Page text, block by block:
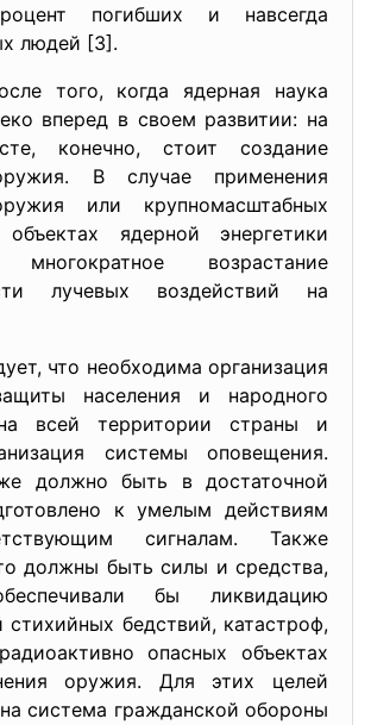
погибших и навсегда
людей [3].
того, когда ядерная наука
вперед в своем развитии: на
конечно, стоит создание
В случае применения
или крупномасштабных
ядерной энергетики
многократное возрастание
лучевых воздействий на
что необходима организация
населения и народного
всей территории страны и
системы оповещения.
должно быть в достаточной
к умелым действиям
сигналам. Также
должны быть силы и средства,
бы ликвидацию
стихийных бедствий, катастроф,
опасных объектах
оружия. Для этих целей
система гражданской обороны